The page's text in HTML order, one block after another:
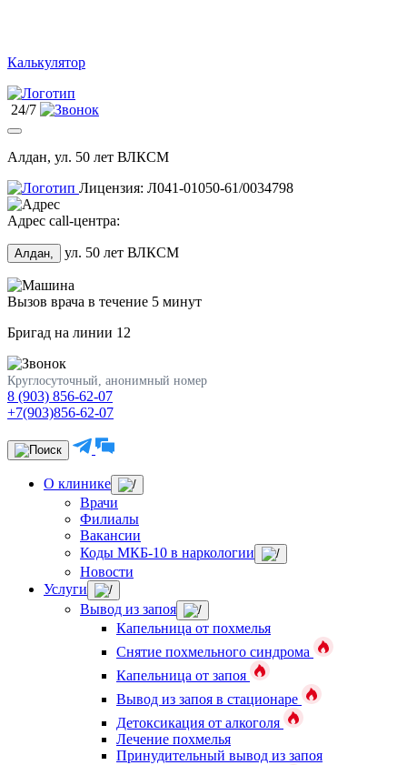
Калькулятор
24/7
Алдан, ул. 50 лет ВЛКСМ
Лицензия: Л041-01050-61/0034798
Адрес call-центра:
Алдан, ул. 50 лет ВЛКСМ
Вызов врача в течение 5 минут
Бригад на линии 12
Круглосуточный, анонимный номер
8 (903) 856-62-07
+7(903)856-62-07
О клинике
Врачи
Филиалы
Вакансии
Коды МКБ-10 в наркологии
Новости
Услуги
Вывод из запоя
Капельница от похмелья
Снятие похмельного синдрома
Капельница от запоя
Вывод из запоя в стационаре
Детоксикация от алкоголя
Лечение похмелья
Принудительный вывод из запоя